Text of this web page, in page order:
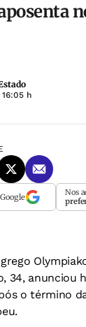
h
Nos
34, anunciou
o término